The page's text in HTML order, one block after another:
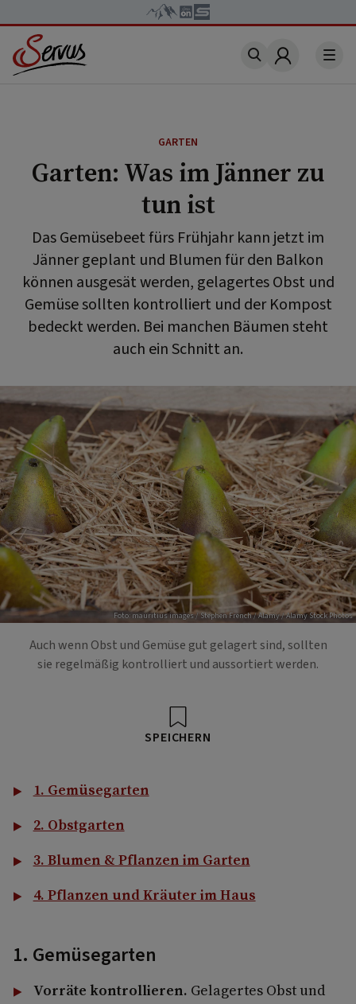
Account
GARTEN
Garten: Was im Jänner zu
tun ist
Das Gemüsebeet fürs Frühjahr kann jetzt im
Jänner geplant und Blumen für den Balkon
können ausgesät werden, gelagertes Obst und
Gemüse sollten kontrolliert und der Kompost
bedeckt werden. Bei manchen Bäumen steht
auch ein Schnitt an.
Foto: mauritius images / Stephen French / Alamy / Alamy Stock Photos
Auch wenn Obst und Gemüse gut gelagert sind, sollten
sie regelmäßig kontrolliert und aussortiert werden.
SPEICHERN
1. Gemüsegarten
2. Obstgarten
3. Blumen & Pflanzen im Garten
4. Pflanzen und Kräuter im Haus
1. Gemüsegarten
Vorräte kontrollieren. Gelagertes Obst und